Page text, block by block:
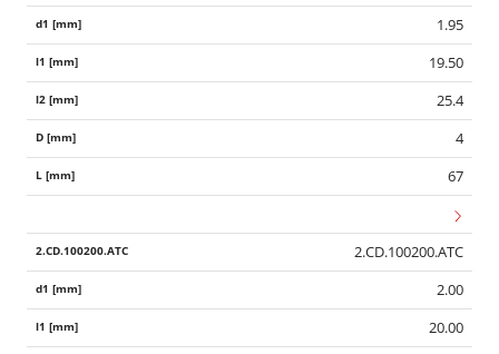
1.95
19.50
25.4
4
67
2.CD.100200.ATC
2.00
20.00